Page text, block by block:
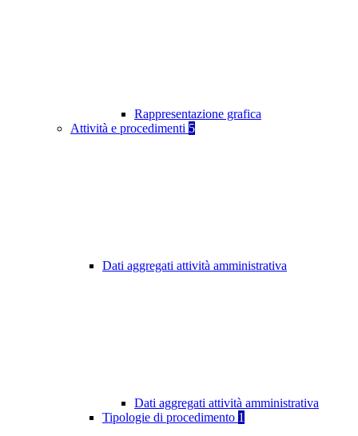
Rappresentazione grafica
Attività e procedimenti 5
Dati aggregati attività amministrativa
Dati aggregati attività amministrativa
Tipologie di procedimento 1